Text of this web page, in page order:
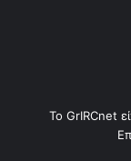
Το GrIRCnet